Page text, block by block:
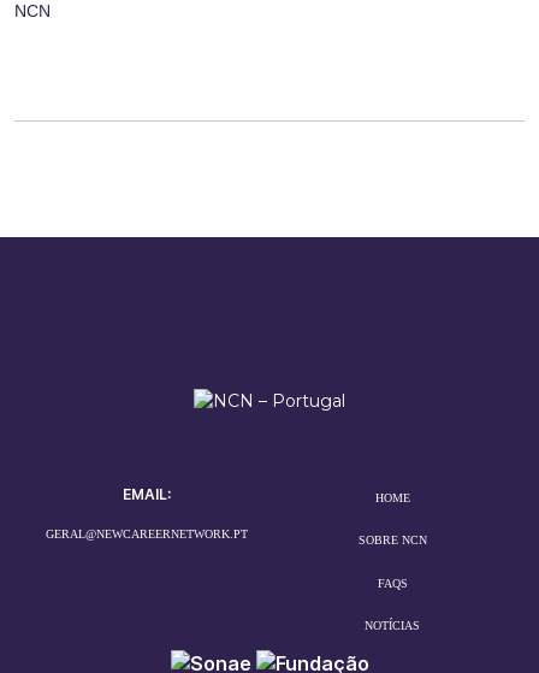
NCN
EMAIL:
GERAL@NEWCAREERNETWORK.PT
HOME
SOBRE NCN
FAQS
NOTÍCIAS